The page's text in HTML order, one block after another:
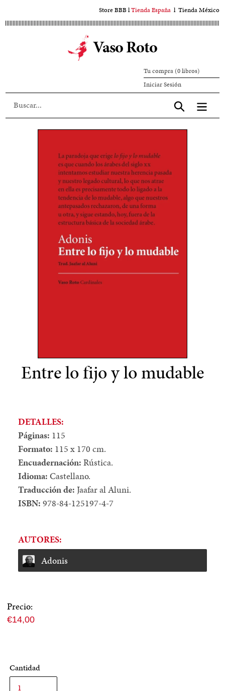
al
Store BBBlTienda España l Tienda México
Vaso Roto
Tu compra (0 libros)
Iniciar SesiónIniciar
sesión
Aceptar
Entre lo fijo y lo mudable
DETALLES:
Páginas: 115
Formato: 115 x 170 cm.
Encuadernación:Rústica.
Idioma:Castellano.
Traducción de:Jaafar al Aluni.
ISBN:978-84-125197-4-7
AUTORES:
Adonis
Precio:
Precio
€14,00
Cantidad